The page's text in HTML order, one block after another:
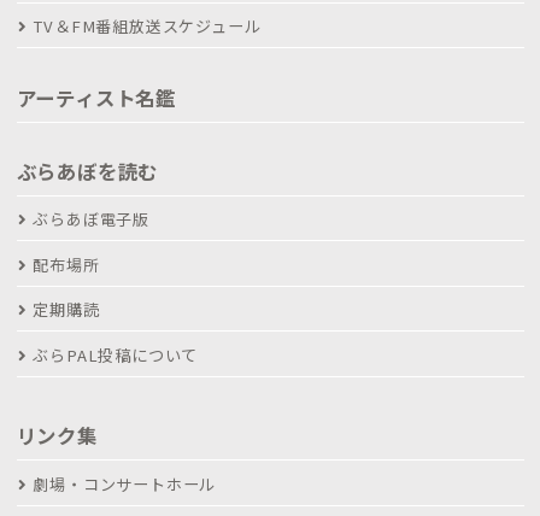
TV＆FM番組放送スケジュール
アーティスト名鑑
ぶらあぼを読む
ぶらあぼ電子版
配布場所
定期購読
ぶらPAL投稿について
リンク集
劇場・コンサートホール